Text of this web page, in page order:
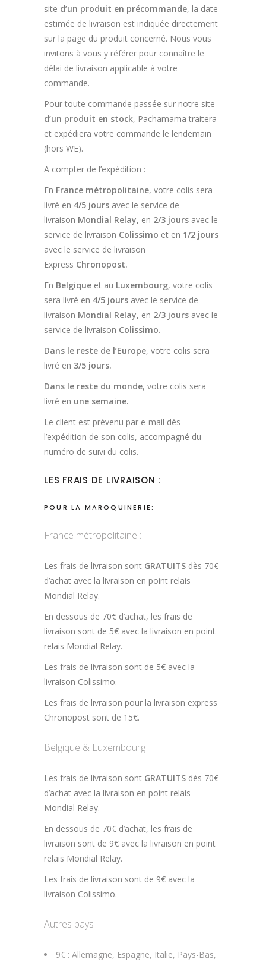
site d’un produit en précommande, la date
estimée de livraison est indiquée directement
sur la page du produit concerné. Nous vous
invitons à vous y référer pour connaître le
délai de livraison applicable à votre
commande.
Pour toute commande passée sur notre site
d’un produit en stock, Pachamama traitera
et expédiera votre commande le lendemain
(hors WE).
A compter de l’expédition :
En France métropolitaine, votre colis sera
livré en 4/5 jours avec le service de
livraison Mondial Relay, en 2/3 jours avec le
service de livraison Colissimo et en 1/2 jours
avec le service de livraison
Express Chronopost.
En Belgique et au Luxembourg, votre colis
sera livré en 4/5 jours avec le service de
livraison Mondial Relay, en 2/3 jours avec le
service de livraison Colissimo.
Dans le reste de l’Europe, votre colis sera
livré en 3/5 jours.
Dans le reste du monde, votre colis sera
livré en une semaine.
Le client est prévenu par e-mail dès
l’expédition de son colis, accompagné du
numéro de suivi du colis.
LES FRAIS DE LIVRAISON :
POUR LA MAROQUINERIE:
France métropolitaine :
Les frais de livraison sont GRATUITS dès 70€
d’achat avec la livraison en point relais
Mondial Relay.
En dessous de 70€ d’achat, les frais de
livraison sont de 5€ avec la livraison en point
relais Mondial Relay.
Les frais de livraison sont de 5€ avec la
livraison Colissimo.
Les frais de livraison pour la livraison express
Chronopost sont de 15€.
Belgique & Luxembourg
Les frais de livraison sont GRATUITS dès 70€
d’achat avec la livraison en point relais
Mondial Relay.
En dessous de 70€ d’achat, les frais de
livraison sont de 9€ avec la livraison en point
relais Mondial Relay.
Les frais de livraison sont de 9€ avec la
livraison Colissimo.
Autres pays :
9€ : Allemagne, Espagne, Italie, Pays-Bas,